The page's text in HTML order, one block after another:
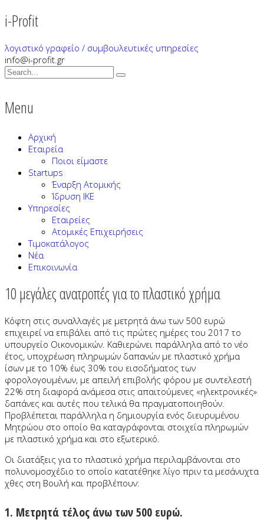
i-Profit
λογιστικό γραφείο / συμβουλευτικές υπηρεσίες
info@i-profit.gr
Menu
Αρχική
Εταιρεία
Ποιοι είμαστε
Startups
Έναρξη Ατομικής
Ίδρυση ΙΚΕ
Υπηρεσίες
Εταιρείες
Ατομικές Επιχειρήσεις
Τιμοκατάλογος
Νέα
Επικοινωνία
10 μεγάλες ανατροπές για το πλαστικό χρήμα
Κόφτη στις συναλλαγές με μετρητά άνω των 500 ευρώ
επιχειρεί να επιβάλει από τις πρώτες ημέρες του 2017 το
υπουργείο Οικονομικών. Καθιερώνει παράλληλα από το νέο
έτος, υποχρέωση πληρωμών δαπανών με πλαστικό χρήμα
ίσων με το 10% έως 30% του εισοδήματος των
φορολογουμένων, με απειλή επιβολής φόρου με συντελεστή
22% στη διαφορά ανάμεσα στις απαιτούμενες «ηλεκτρονικές»
δαπάνες και αυτές που τελικά θα πραγματοποιηθούν.
Προβλέπεται παράλληλα η δημιουργία ενός διευρυμένου
Μητρώου στο οποίο θα καταγράφονται στοιχεία πληρωμών
με πλαστικό χρήμα και στο εξωτερικό.
Οι διατάξεις για το πλαστικό χρήμα περιλαμβάνονται στο
πολυνομοσχέδιο το οποίο κατατέθηκε λίγο πριν τα μεσάνυχτα
χθες στη Βουλή και προβλέπουν:
1. Μετρητά τέλος άνω των 500 ευρώ.